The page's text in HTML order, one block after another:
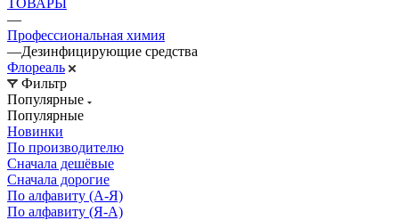
—
Профессиональная химия
—Дезинфицирующие средства
Флореаль
Фильтр
Популярные
Популярные
Новинки
По производителю
Сначала дешёвые
Сначала дорогие
По алфавиту (А-Я)
По алфавиту (Я-А)